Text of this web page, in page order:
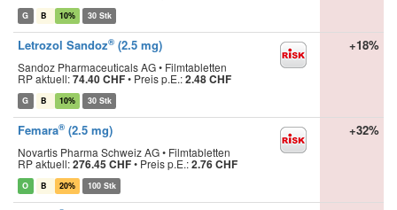
G B 10% 30 Stk
Letrozol Sandoz® (2.5 mg)
Sandoz Pharmaceuticals AG • Filmtabletten
RP aktuell:74.40 CHF• Preis p.E.:2.48 CHF
G B 10% 30 Stk
+18%
Femara® (2.5 mg)
Novartis Pharma Schweiz AG • Filmtabletten
RP aktuell:276.45 CHF• Preis p.E.:2.76 CHF
O B 20% 100 Stk
+32%